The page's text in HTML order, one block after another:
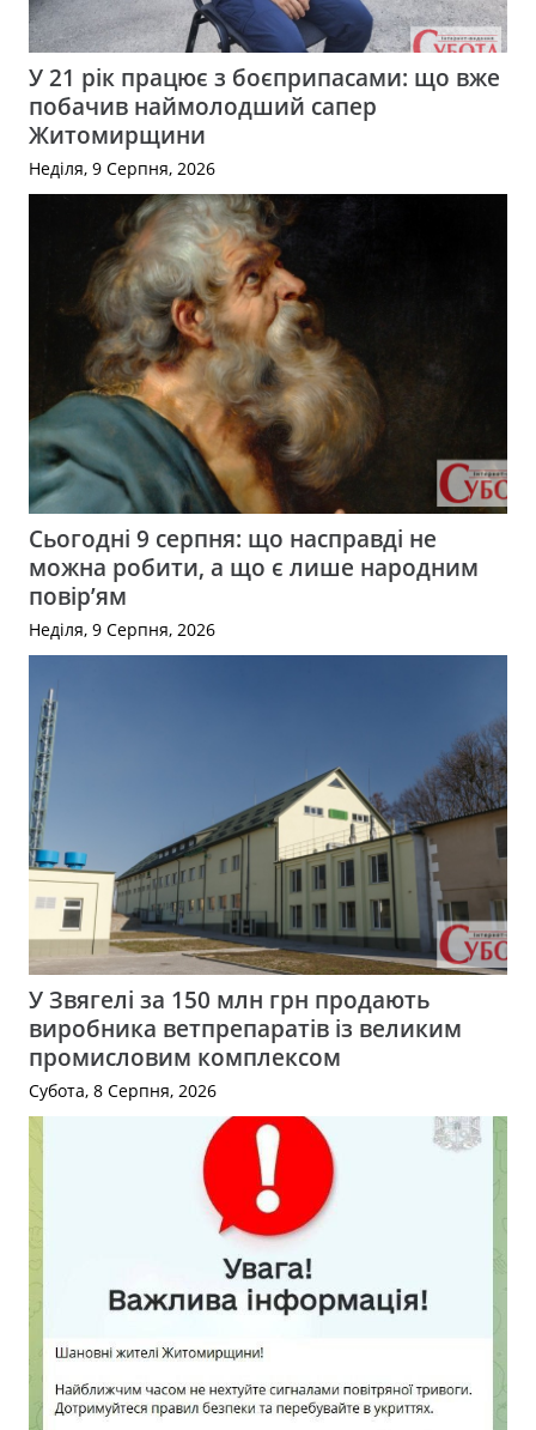
У 21 рік працює з боєприпасами: що вже
побачив наймолодший сапер
Житомирщини
Неділя, 9 Серпня, 2026
Сьогодні 9 серпня: що насправді не
можна робити, а що є лише народним
повір’ям
Неділя, 9 Серпня, 2026
У Звягелі за 150 млн грн продають
виробника ветпрепаратів із великим
промисловим комплексом
Субота, 8 Серпня, 2026